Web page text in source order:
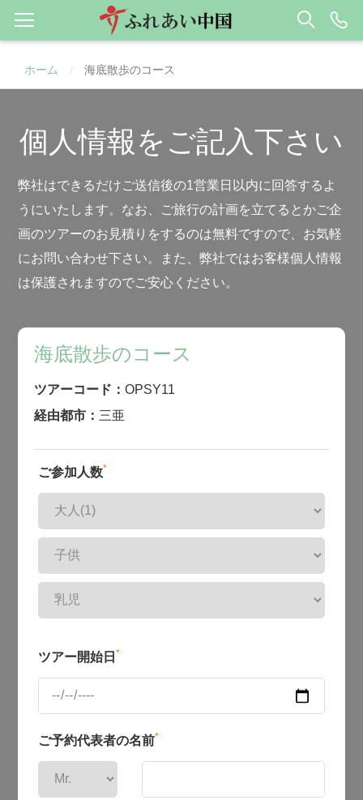
ホーム / 海底散歩のコース
個人情報をご記入下さい
弊社はできるだけご送信後の1営業日以内に回答するよ
うにいたします。なお、ご旅行の計画を立てるとかご企
画のツアーのお見積りをするのは無料ですので、お気軽
にお問い合わせ下さい。また、弊社ではお客様個人情報
は保護されますのでご安心ください。
海底散歩のコース
ツアーコード：OPSY11
経由都市： 三亜
ご参加人数*
ツアー開始日 *
ご予約代表者の名前*